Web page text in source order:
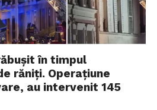
în timpul
răniți. Operațiune
au intervenit 145